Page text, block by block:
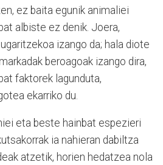
ez baita egunik animaliei
albiste ez denik. Joera,
izango da; hala diote
beroagoak izango dira,
faktorek lagunduta,
ekarriko du.
eta beste hainbat espezieri
ia nahieran dabiltza
atzetik, horien hedatzea nola